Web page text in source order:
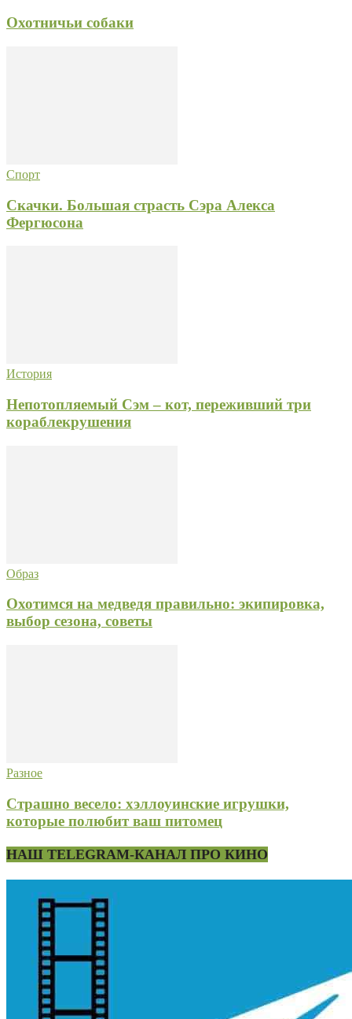
Охотничьи собаки
Спорт
Скачки. Большая страсть Сэра Алекса
Фергюсона
История
Непотопляемый Сэм – кот, переживший три
кораблекрушения
Образ
Охотимся на медведя правильно: экипировка,
выбор сезона, советы
Разное
Страшно весело: хэллоуинские игрушки,
которые полюбит ваш питомец
НАШ TELEGRAM-КАНАЛ ПРО КИНО